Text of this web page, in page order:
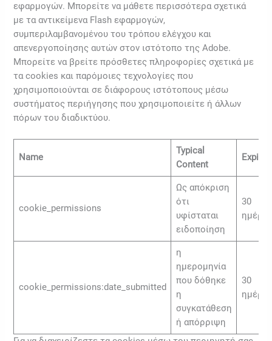
εφαρμογών. Μπορείτε να μάθετε περισσότερα σχετικά
με τα αντικείμενα Flash εφαρμογών,
συμπεριλαμβανομένου του τρόπου ελέγχου και
απενεργοποίησης αυτών στον ιστότοπο της Adobe.
Μπορείτε να βρείτε πρόσθετες πληροφορίες σχετικά με
τα cookies και παρόμοιες τεχνολογίες που
χρησιμοποιούνται σε διάφορους ιστότοπους μέσω
συστήματος περιήγησης που χρησιμοποιείτε ή άλλων
πόρων του διαδικτύου.
Name
Typical
Content
Expires
cookie_permissions
Ως απόκριση
ότι
υφίσταται
ειδοποίηση
30
ημέρες
cookie_permissions:date_submitted
η
ημερομηνία
που δόθηκε
η
συγκατάθεση
ή απόρριψη
30
ημέρες